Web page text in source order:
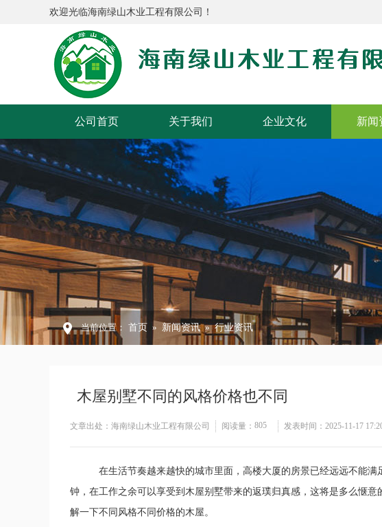
欢迎光临海南绿山木业工程有限公司！
公司首页 关于我们 企业文化 新闻
当前位置： 首页 » 新闻资讯 » 行业资讯
木屋别墅不同的风格价格也不同
文章出处：海南绿山木业工程有限公司 阅读量： 805 发表时间：2025-11-17
在生活节奏越来越快的城市里面，高楼大厦的房景已经远远不能
钟，在工作之余可以享受到木屋别墅带来的返璞归真感，这将是多么惬
解一下不同风格不同价格的木屋。